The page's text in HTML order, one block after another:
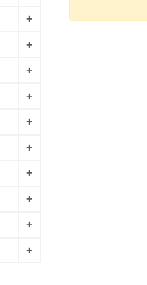
+
+
+
+
+
+
+
+
+
+